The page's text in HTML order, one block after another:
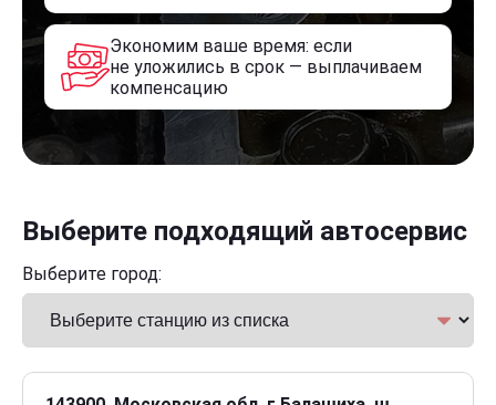
Экономим ваше время: если
не уложились в срок — выплачиваем
компенсацию
Выберите подходящий автосервис
Выберите город: